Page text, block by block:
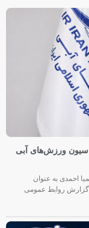
ورزش‌های آبی
احمدی به عنوان
روابط عمومی